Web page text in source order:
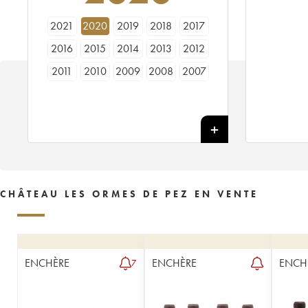
2021 2020 2019 2018
2017
2016
2015 2014 2013
2012
2011
2010 2009 2008
2007
1997
1996
1995 1994 1993
1992
1969
1967 1966 1964
1962
CHÂTEAU LES ORMES DE PEZ EN VENTE
ENCHÈRE 7 ENCHÈRE